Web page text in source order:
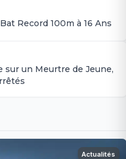
Record 100m à 16 Ans
sur un Meurtre de Jeune,
Actualités